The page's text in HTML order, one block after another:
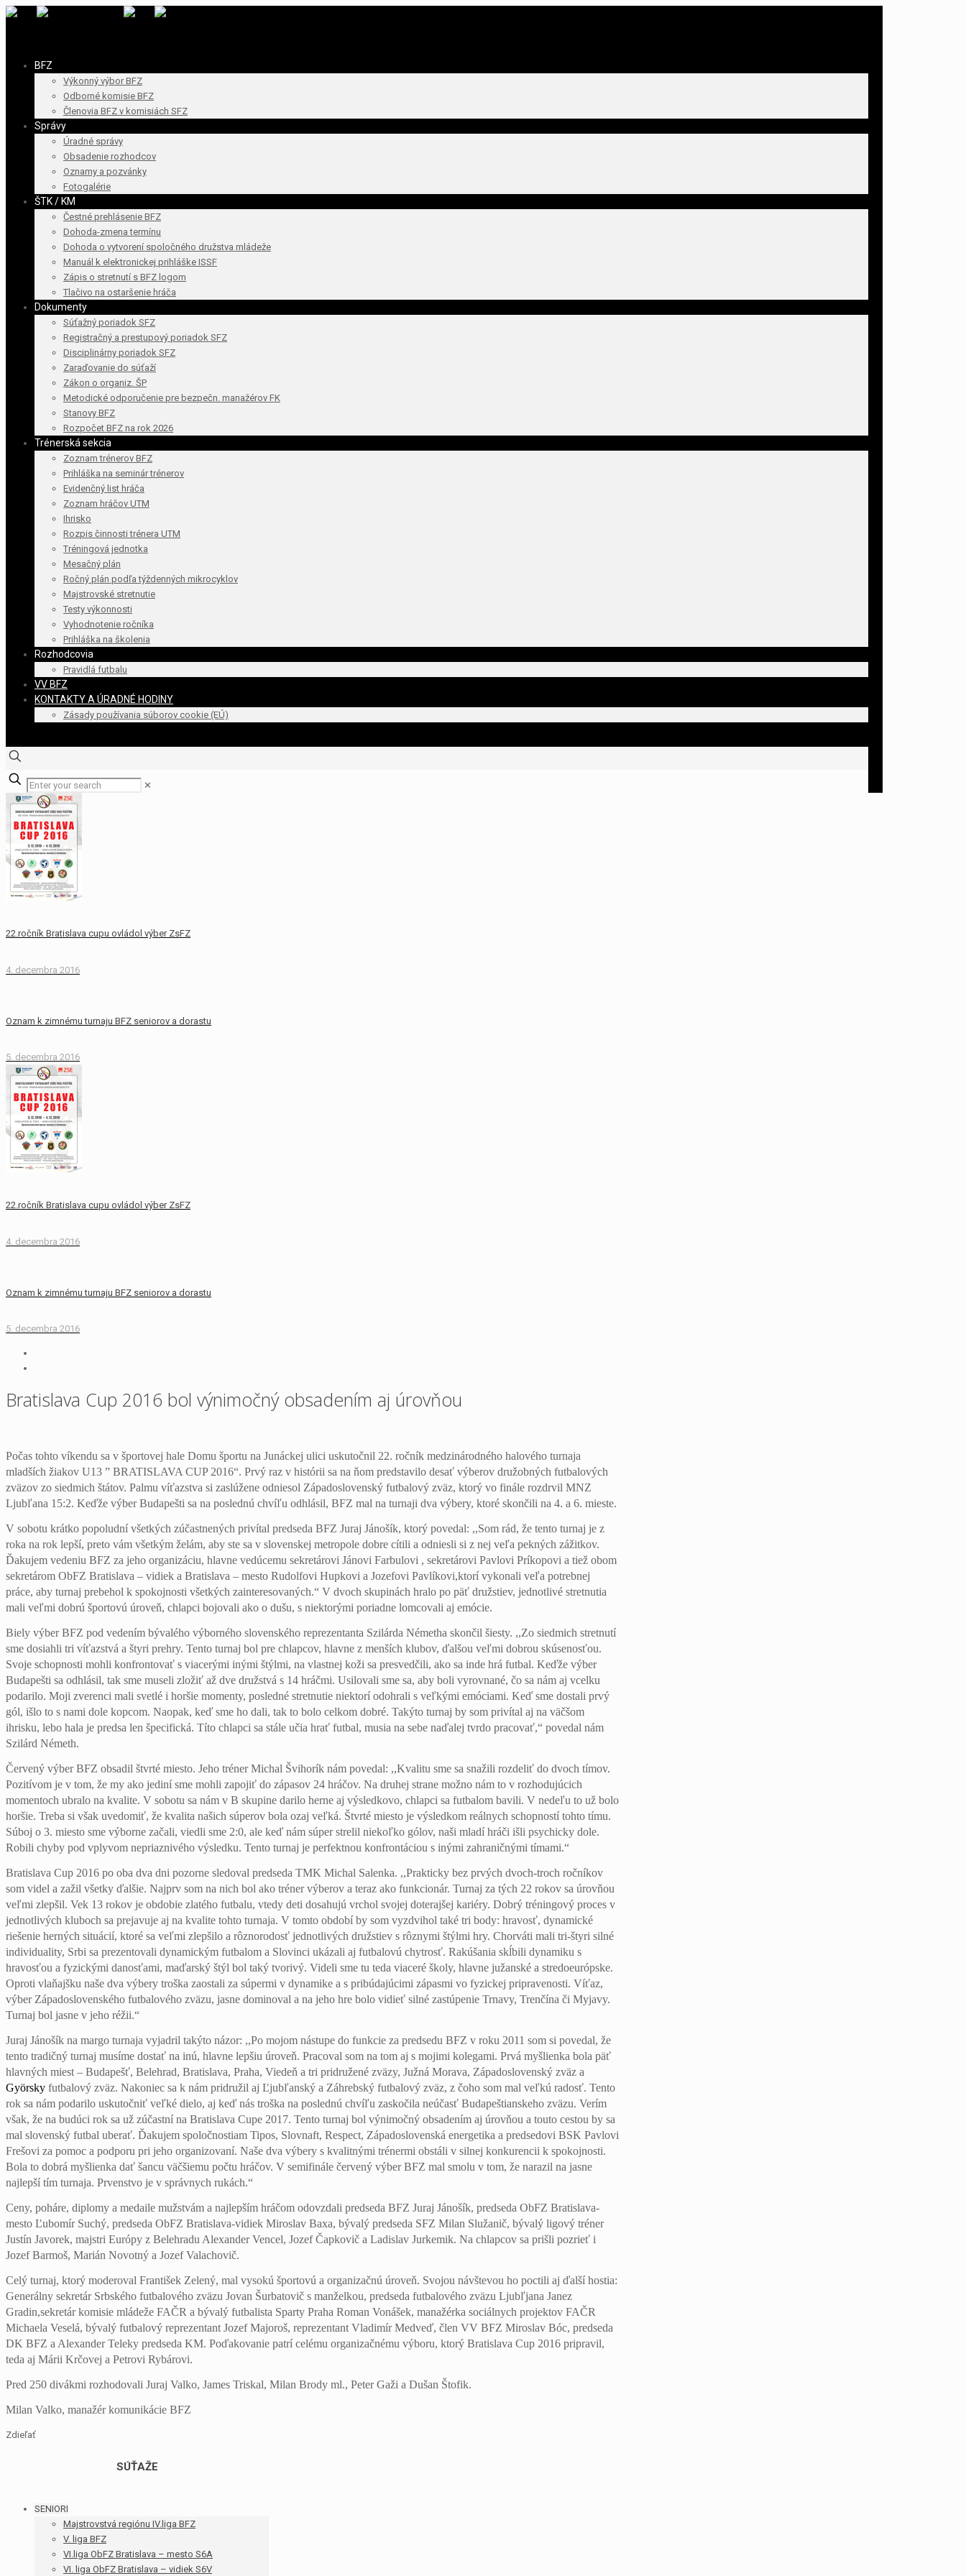
BFZ
Výkonný výbor BFZ
Odborné komisie BFZ
Členovia BFZ v komisiách SFZ
Správy
Úradné správy
Obsadenie rozhodcov
Oznamy a pozvánky
Fotogalérie
ŠTK / KM
Čestné prehlásenie BFZ
Dohoda-zmena termínu
Dohoda o vytvorení spoločného družstva mládeže
Manuál k elektronickej prihláške ISSF
Zápis o stretnutí s BFZ logom
Tlačivo na ostaršenie hráča
Dokumenty
Súťažný poriadok SFZ
Registračný a prestupový poriadok SFZ
Disciplinárny poriadok SFZ
Zaraďovanie do súťaží
Zákon o organiz. ŠP
Metodické odporučenie pre bezpečn. manažérov FK
Stanovy BFZ
Rozpočet BFZ na rok 2026
Trénerská sekcia
Zoznam trénerov BFZ
Prihláška na seminár trénerov
Evidenčný list hráča
Zoznam hráčov UTM
Ihrisko
Rozpis činnosti trénera UTM
Tréningová jednotka
Mesačný plán
Ročný plán podľa týždenných mikrocyklov
Majstrovské stretnutie
Testy výkonnosti
Vyhodnotenie ročníka
Prihláška na školenia
Rozhodcovia
Pravidlá futbalu
VV BFZ
KONTAKTY A ÚRADNÉ HODINY
Zásady používania súborov cookie (EÚ)
✕
22.ročník Bratislava cupu ovládol výber ZsFZ
4. decembra 2016
Oznam k zimnému turnaju BFZ seniorov a dorastu
5. decembra 2016
22.ročník Bratislava cupu ovládol výber ZsFZ
4. decembra 2016
Oznam k zimnému turnaju BFZ seniorov a dorastu
5. decembra 2016
Bratislava Cup 2016 bol výnimočný obsadením aj úrovňou
Počas tohto víkendu sa v športovej hale Domu športu na Junáckej ulici uskutočnil 22. ročník medzinárodného halového turnaja
mladších žiakov U13 ” BRATISLAVA CUP 2016“. Prvý raz v histórii sa na ňom predstavilo desať výberov družobných futbalových
zväzov zo siedmich štátov. Palmu víťazstva si zaslúžene odniesol Západoslovenský futbalový zväz, ktorý vo finále rozdrvil MNZ
Ljubľana 15:2. Keďže výber Budapešti sa na poslednú chvíľu odhlásil, BFZ mal na turnaji dva výbery, ktoré skončili na 4. a 6. mieste.
V sobotu krátko popoludní všetkých zúčastnených privítal predseda BFZ Juraj Jánošík, ktorý povedal: ,,Som rád, že tento turnaj je z
roka na rok lepší, preto vám všetkým želám, aby ste sa v slovenskej metropole dobre cítili a odniesli si z nej veľa pekných zážitkov.
Ďakujem vedeniu BFZ za jeho organizáciu, hlavne vedúcemu sekretárovi Jánovi Farbulovi , sekretárovi Pavlovi Príkopovi a tiež obom
sekretárom ObFZ Bratislava – vidiek a Bratislava – mesto Rudolfovi Hupkovi a Jozefovi Pavlíkovi,ktorí vykonali veľa potrebnej
práce, aby turnaj prebehol k spokojnosti všetkých zainteresovaných.“ V dvoch skupinách hralo po päť družstiev, jednotlivé stretnutia
mali veľmi dobrú športovú úroveň, chlapci bojovali ako o dušu, s niektorými poriadne lomcovali aj emócie.
Biely výber BFZ pod vedením bývalého výborného slovenského reprezentanta Szilárda Németha skončil šiesty. ,,Zo siedmich stretnutí
sme dosiahli tri víťazstvá a štyri prehry. Tento turnaj bol pre chlapcov, hlavne z menších klubov, ďalšou veľmi dobrou skúsenosťou.
Svoje schopnosti mohli konfrontovať s viacerými inými štýlmi, na vlastnej koži sa presvedčili, ako sa inde hrá futbal. Keďže výber
Budapešti sa odhlásil, tak sme museli zložiť až dve družstvá s 14 hráčmi. Usilovali sme sa, aby boli vyrovnané, čo sa nám aj vcelku
podarilo. Moji zverenci mali svetlé i horšie momenty, posledné stretnutie niektorí odohrali s veľkými emóciami. Keď sme dostali prvý
gól, išlo to s nami dole kopcom. Naopak, keď sme ho dali, tak to bolo celkom dobré. Takýto turnaj by som privítal aj na väčšom
ihrisku, lebo hala je predsa len špecifická. Títo chlapci sa stále učia hrať futbal, musia na sebe naďalej tvrdo pracovať,“ povedal nám
Szilárd Németh.
Červený výber BFZ obsadil štvrté miesto. Jeho tréner Michal Švihorík nám povedal: ,,Kvalitu sme sa snažili rozdeliť do dvoch tímov.
Pozitívom je v tom, že my ako jediní sme mohli zapojiť do zápasov 24 hráčov. Na druhej strane možno nám to v rozhodujúcich
momentoch ubralo na kvalite. V sobotu sa nám v B skupine darilo herne aj výsledkovo, chlapci sa futbalom bavili. V nedeľu to už bolo
horšie. Treba si však uvedomiť, že kvalita našich súperov bola ozaj veľká. Štvrté miesto je výsledkom reálnych schopností tohto tímu.
Súboj o 3. miesto sme výborne začali, viedli sme 2:0, ale keď nám súper strelil niekoľko gólov, naši mladí hráči išli psychicky dole.
Robili chyby pod vplyvom nepriaznivého výsledku. Tento turnaj je perfektnou konfrontáciou s inými zahraničnými tímami.“
Bratislava Cup 2016 po oba dva dni pozorne sledoval predseda TMK Michal Salenka. ,,Prakticky bez prvých dvoch-troch ročníkov
som videl a zažil všetky ďalšie. Najprv som na nich bol ako tréner výberov a teraz ako funkcionár. Turnaj za tých 22 rokov sa úrovňou
veľmi zlepšil. Vek 13 rokov je obdobie zlatého futbalu, vtedy deti dosahujú vrchol svojej doterajšej kariéry. Dobrý tréningový proces v
jednotlivých kluboch sa prejavuje aj na kvalite tohto turnaja. V tomto období by som vyzdvihol také tri body: hravosť, dynamické
riešenie herných situácií, ktoré sa veľmi zlepšilo a rôznorodosť jednotlivých družstiev s rôznymi štýlmi hry. Chorváti mali tri-štyri silné
individuality, Srbi sa prezentovali dynamickým futbalom a Slovinci ukázali aj futbalovú chytrosť. Rakúšania skĺbili dynamiku s
hravosťou a fyzickými danosťami, maďarský štýl bol taký tvorivý. Videli sme tu teda viaceré školy, hlavne južanské a stredoeurópske.
Oproti vlaňajšku naše dva výbery troška zaostali za súpermi v dynamike a s pribúdajúcimi zápasmi vo fyzickej pripravenosti. Víťaz,
výber Západoslovenského futbalového zväzu, jasne dominoval a na jeho hre bolo vidieť silné zastúpenie Trnavy, Trenčína či Myjavy.
Turnaj bol jasne v jeho réžii.“
Juraj Jánošík na margo turnaja vyjadril takýto názor: ,,Po mojom nástupe do funkcie za predsedu BFZ v roku 2011 som si povedal, že
tento tradičný turnaj musíme dostať na inú, hlavne lepšiu úroveň. Pracoval som na tom aj s mojimi kolegami. Prvá myšlienka bola päť
hlavných miest – Budapešť, Belehrad, Bratislava, Praha, Viedeň a tri pridružené zväzy, Južná Morava, Západoslovenský zväz a
Györsky futbalový zväz. Nakoniec sa k nám pridružil aj Ľjubľanský a Záhrebský futbalový zväz, z čoho som mal veľkú radosť. Tento
rok sa nám podarilo uskutočniť veľké dielo, aj keď nás troška na poslednú chvíľu zaskočila neúčasť Budapeštianskeho zväzu. Verím
však, že na budúci rok sa už zúčastní na Bratislava Cupe 2017. Tento turnaj bol výnimočný obsadením aj úrovňou a touto cestou by sa
mal slovenský futbal uberať. Ďakujem spoločnostiam Tipos, Slovnaft, Respect, Západoslovenská energetika a predsedovi BSK Pavlovi
Frešovi za pomoc a podporu pri jeho organizovaní. Naše dva výbery s kvalitnými trénermi obstáli v silnej konkurencii k spokojnosti.
Bola to dobrá myšlienka dať šancu väčšiemu počtu hráčov. V semifinále červený výber BFZ mal smolu v tom, že narazil na jasne
najlepší tím turnaja. Prvenstvo je v správnych rukách.“
Ceny, poháre, diplomy a medaile mužstvám a najlepším hráčom odovzdali predseda BFZ Juraj Jánošík, predseda ObFZ Bratislava-
mesto Ľubomír Suchý, predseda ObFZ Bratislava-vidiek Miroslav Baxa, bývalý predseda SFZ Milan Služanič, bývalý ligový tréner
Justín Javorek, majstri Európy z Belehradu Alexander Vencel, Jozef Čapkovič a Ladislav Jurkemik. Na chlapcov sa prišli pozrieť i
Jozef Barmoš, Marián Novotný a Jozef Valachovič.
Celý turnaj, ktorý moderoval František Zelený, mal vysokú športovú a organizačnú úroveň. Svojou návštevou ho poctili aj ďalší hostia:
Generálny sekretár Srbského futbalového zväzu Jovan Šurbatovič s manželkou, predseda futbalového zväzu Ljubľjana Janez
Gradin,sekretár komisie mládeže FAČR a bývalý futbalista Sparty Praha Roman Vonášek, manažérka sociálnych projektov FAČR
Michaela Veselá, bývalý futbalový reprezentant Jozef Majoroš, reprezentant Vladimír Medveď, člen VV BFZ Miroslav Bóc, predseda
DK BFZ a Alexander Teleky predseda KM. Poďakovanie patrí celému organizačnému výboru, ktorý Bratislava Cup 2016 pripravil,
teda aj Márii Krčovej a Petrovi Rybárovi.
Pred 250 divákmi rozhodovali Juraj Valko, James Triskal, Milan Brody ml., Peter Gaži a Dušan Štofik.
Milan Valko, manažér komunikácie BFZ
Zdieľať
SÚŤAŽE
SENIORI
Majstrovstvá regiónu IV.liga BFZ
V. liga BFZ
VI.liga ObFZ Bratislava – mesto S6A
VI. liga ObFZ Bratislava – vidiek S6V